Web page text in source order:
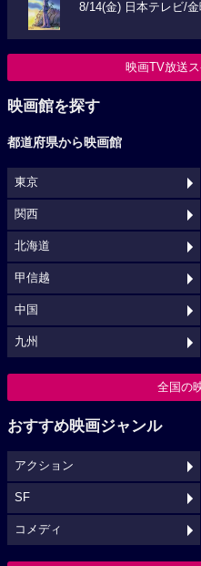
8/14(金) 日本テレビ/
映画TV放送
映画館を探す
都道府県から映画館
東京
関西
北海道
甲信越
中国
九州
全国の
おすすめ映画ジャンル
アクション
SF
コメディ